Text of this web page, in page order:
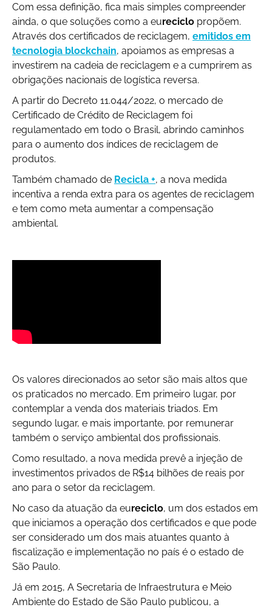
Com essa definição, fica mais simples compreender
ainda, o que soluções como a eureciclo propõem.
Através dos certificados de reciclagem, emitidos em
tecnologia blockchain, apoiamos as empresas a
investirem na cadeia de reciclagem e a cumprirem as
obrigações nacionais de logística reversa.
A partir do Decreto 11.044/2022, o mercado de
Certificado de Crédito de Reciclagem foi
regulamentado em todo o Brasil, abrindo caminhos
para o aumento dos índices de reciclagem de
produtos.
Também chamado de Recicla +, a nova medida
incentiva a renda extra para os agentes de reciclagem
e tem como meta aumentar a compensação
ambiental.
Os valores direcionados ao setor são mais altos que
os praticados no mercado. Em primeiro lugar, por
contemplar a venda dos materiais triados. Em
segundo lugar, e mais importante, por remunerar
também o serviço ambiental dos profissionais.
Como resultado, a nova medida prevê a injeção de
investimentos privados de R$14 bilhões de reais por
ano para o setor da reciclagem.
No caso da atuação da eureciclo, um dos estados em
que iniciamos a operação dos certificados e que pode
ser considerado um dos mais atuantes quanto à
fiscalização e implementação no país é o estado de
São Paulo.
Já em 2015, A Secretaria de Infraestrutura e Meio
Ambiente do Estado de São Paulo publicou, a